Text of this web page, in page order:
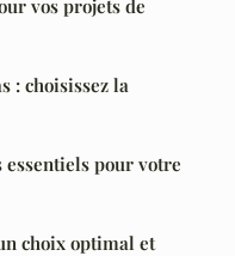
vos projets de
: choisissez la
pour votre
choix optimal et